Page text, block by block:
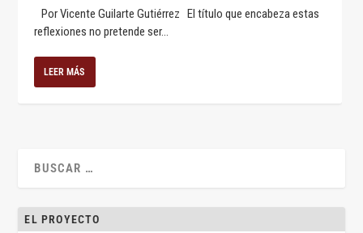
Por Vicente Guilarte Gutiérrez El título que encabeza estas
reflexiones no pretende ser...
LEER MÁS
EL PROYECTO